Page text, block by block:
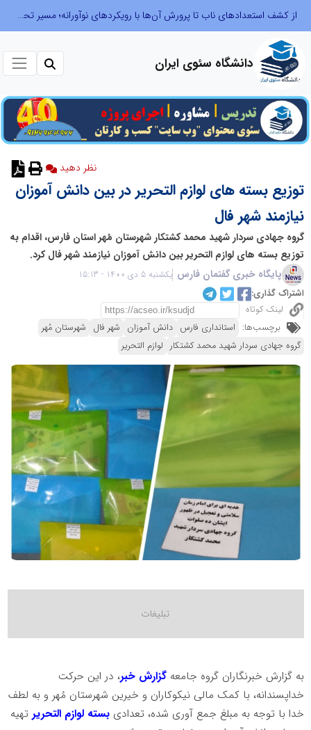
از کشف استعدادهای ناب تا پرورش آن‌ها با رویکردهای نوآورانه؛ مسیر تحول‌آفرین شنای ایران در سطح جهانی
دانشگاه سئوی ایران
نظر دهید
توزیع بسته های لوازم التحریر در بین دانش آموزان
نیازمند شهر فال
گروه جهادی سردار شهید محمد کشتکار شهرستان مُهر استان فارس، اقدام به
توزیع بسته های لوازم التحریر بین دانش آموزان نیازمند شهر فال کرد.
پایگاه خبری گفتمان فارس یکشنبه 5 دی 1400 - 15:13
اشتراک گذاری:
لینک کوتاه
برچسب‌ها: استانداری فارس دانش آموزان شهر فال شهرستان مُهر
گروه جهادی سردار شهید محمد کشتکار لوازم التحریر
به گزارش خبرنگاران گروه جامعهگزارش خبر، در این حرکت
خداپسندانه، با کمک مالی نیکوکاران و خیرین شهرستان مُهر و به لطف
خدا با توجه به مبلغ جمع آوری شده، تعدادیبسته لوازم التحریر تهیه